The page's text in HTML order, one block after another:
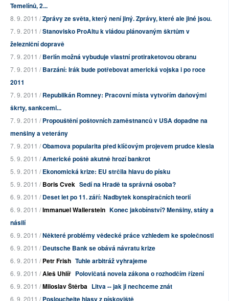
Temelínů, 2...
8. 9. 2011 /Zprávy ze světa, který není jiný. Zprávy, které ale jiné jsou.
7. 9. 2011 /Stanovisko ProAltu k vládou plánovaným škrtům v
železniční dopravě
7. 9. 2011 /Berlín možná vybuduje vlastní protiraketovou obranu
7. 9. 2011 /Barzání: Irák bude potřebovat americká vojska i po roce
2011
7. 9. 2011 /Republikán Romney: Pracovní místa vytvořím daňovými
škrty, sankcemi...
7. 9. 2011 /Propouštění poštovních zaměstnanců v USA dopadne na
menšiny a veterány
7. 9. 2011 /Obamova popularita před klíčovým projevem prudce klesla
5. 9. 2011 /Americké poště akutně hrozí bankrot
5. 9. 2011 /Ekonomická krize: EU strčila hlavu do písku
5. 9. 2011 /Boris Cvek Sedí na Hradě ta správná osoba?
6. 9. 2011 /Deset let po 11. září: Nadbytek konspiračních teorií
6. 9. 2011 /Immanuel Wallerstein Konec jakobínství? Menšiny, státy a
násilí
6. 9. 2011 /Některé problémy vědecké práce vzhledem ke společnosti
6. 9. 2011 /Deutsche Bank se obává návratu krize
6. 9. 2011 /Petr Frish Tuhle arbitráž vyhrajeme
6. 9. 2011 /Aleš Uhlíř Polovičatá novela zákona o rozhodčím řízení
6. 9. 2011 /Miloslav Štěrba Litva -- jak ji nechceme znát
6. 9. 2011 /Poslouchejte hlasy z pískoviště